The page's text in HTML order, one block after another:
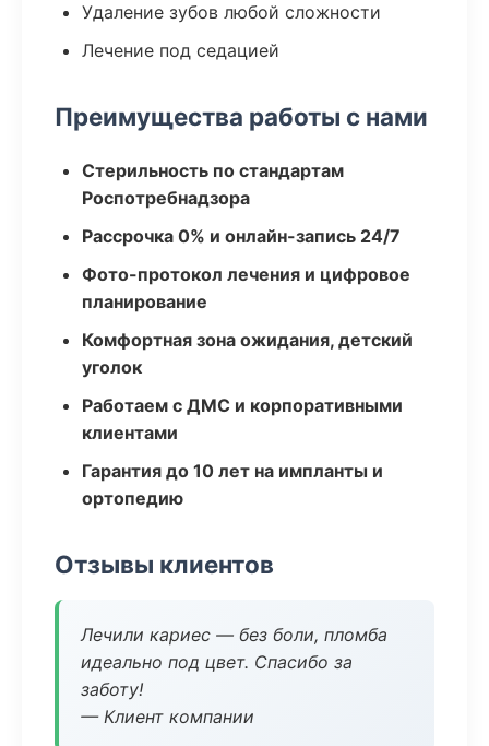
Удаление зубов любой сложности
Лечение под седацией
Преимущества работы с нами
Стерильность по стандартам
Роспотребнадзора
Рассрочка 0% и онлайн-запись 24/7
Фото-протокол лечения и цифровое
планирование
Комфортная зона ожидания, детский
уголок
Работаем с ДМС и корпоративными
клиентами
Гарантия до 10 лет на импланты и
ортопедию
Отзывы клиентов
Лечили кариес — без боли, пломба
идеально под цвет. Спасибо за
заботу!
— Клиент компании